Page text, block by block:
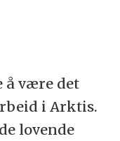
å være det
i Arktis.
lovende